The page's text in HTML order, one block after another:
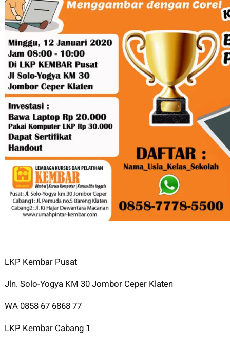
LKP Kembar Pusat
Jln. Solo-Yogya KM 30 Jombor Ceper Klaten
WA 0858 67 6868 77
LKP Kembar Cabang 1